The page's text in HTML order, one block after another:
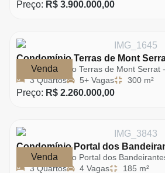
Preço: R$ 3.900.000,00
Venda
Condomínio Terras de Mont
Condomínio Terras de Mont Serrat
3 Quartos
5+ Vagas 300 m²
Preço: R$ 2.260.000,00
Venda
Condomínio Portal dos
Condomínio Portal dos
3 Quartos
4 Vagas 185 m²